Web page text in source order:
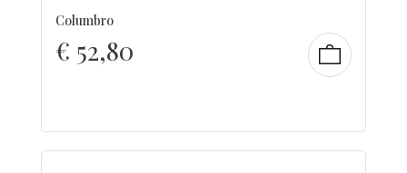
Columbro
€ 52,80